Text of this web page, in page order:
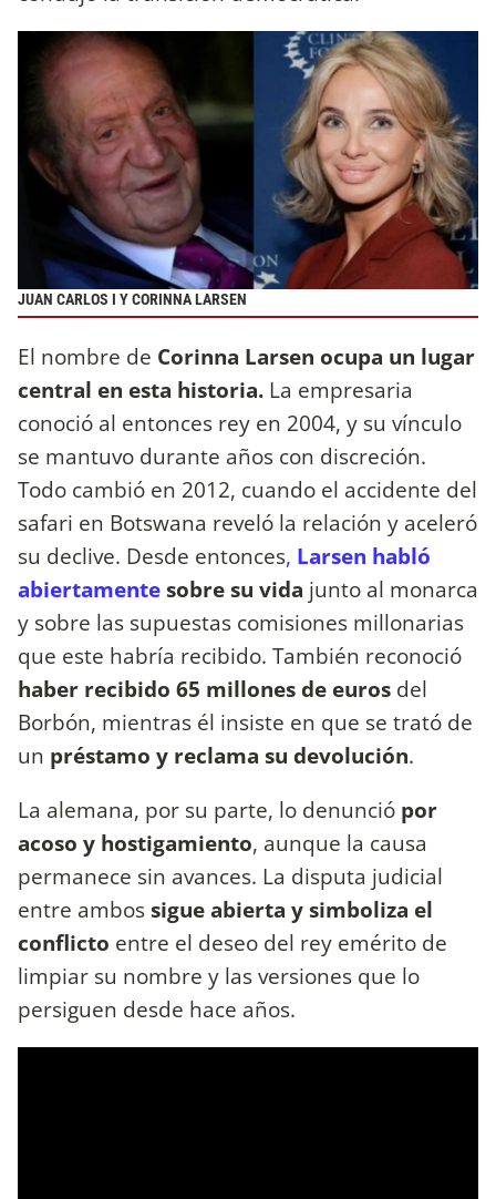
JUAN CARLOS I Y CORINNA LARSEN
El nombre de Corinna Larsen ocupa un lugar
central en esta historia. La empresaria
conoció al entonces rey en 2004, y su vínculo
se mantuvo durante años con discreción.
Todo cambió en 2012, cuando el accidente del
safari en Botswana reveló la relación y aceleró
su declive. Desde entonces, Larsen habló
abiertamentesobre su vida junto al monarca
y sobre las supuestas comisiones millonarias
que este habría recibido. También reconoció
haber recibido 65 millones de euros del
Borbón, mientras él insiste en que se trató de
un préstamo y reclama su devolución.
La alemana, por su parte, lo denunció por
acoso y hostigamiento, aunque la causa
permanece sin avances. La disputa judicial
entre ambossigue abierta y simboliza el
conflicto entre el deseo del rey emérito de
limpiar su nombre y las versiones que lo
persiguen desde hace años.